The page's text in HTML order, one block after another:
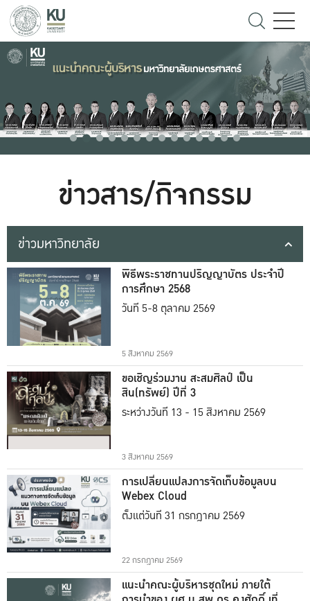
ข่าวสาร/กิจกรรม
ข่าวมหาวิทยาลัย
พิธีพระราชทานปริญญาบัตร ประจำปี
การศึกษา 2568
วันที่ 5-8 ตุลาคม 2569
5 สิงหาคม 2569
ขอเชิญร่วมงาน สะสมศิลป์ เป็น
สิน(ทรัพย์) ปีที่ 3
ระหว่างวันที่ 13 - 15 สิงหาคม 2569
3 สิงหาคม 2569
การเปลี่ยนแปลงการจัดเก็บข้อมูลบน
Webex Cloud
ตั้งแต่วันที่ 31 กรกฎาคม 2569
22 กรกฎาคม 2569
แนะนำคณะผู้บริหารชุดใหม่ ภายใต้